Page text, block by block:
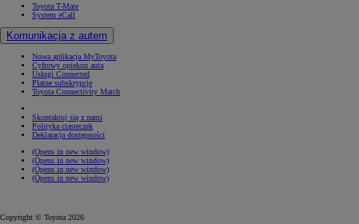
Toyota T-Mate
System eCall
Komunikacja z autem
Nowa aplikacja MyToyota
Cyfrowy opiekun auta
Usługi Connected
Płatne subskrypcje
Toyota Connectivity Match
Skontaktuj się z nami
Polityka ciasteczek
Deklaracja dostępności
(Opens in new window)
(Opens in new window)
(Opens in new window)
(Opens in new window)
Copyright © Toyota 2026